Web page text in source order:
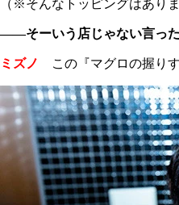
（※そんなトッピングはありま
――そーいう店じゃない言っ
ミズノ この『マグロの握り